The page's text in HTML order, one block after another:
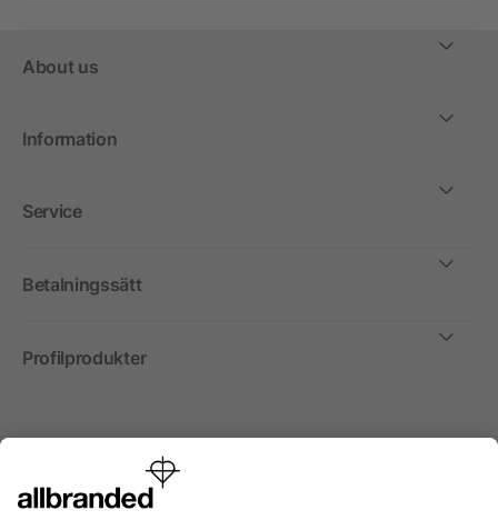
About us
Information
Service
Betalningssätt
Profilprodukter
Internationellt